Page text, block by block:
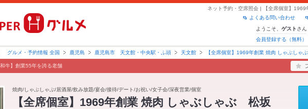
よくある問い合わせ
ようこそ、 ゲスト さん
会員登録する（無料）
グルメ・予約情報 全国 鹿児島 鹿児島市 天文館・中央駅・ふ頭 天文館 【全席個室】1969年創業 焼肉 しゃぶしゃ
和牛】創業55年を誇る老舗
焼肉/しゃぶしゃぶ/居酒屋/飲み放題/宴会/接待/デート/お祝い/女子会/深夜営業/個室
【全席個室】1969年創業 焼肉 しゃぶしゃぶ 松坂